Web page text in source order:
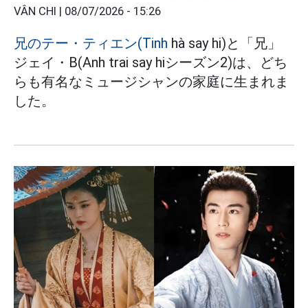
VÂN CHI | 08/07/2026 - 15:26
兄のテー・ティエン(Tinh hà say hi)と「兄」
ジェイ・B(Anh trai say hiシーズン2)は、どち
らも有名なミュージシャンの家庭に生まれま
した。